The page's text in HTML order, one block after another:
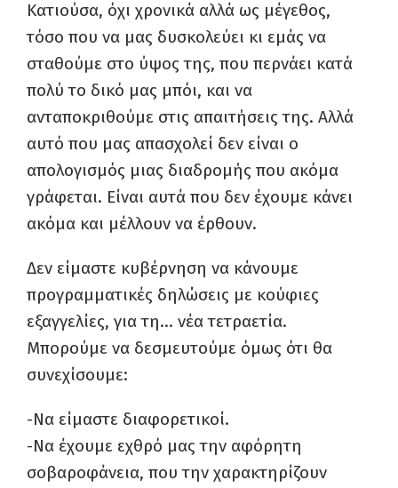
Κατιούσα, όχι χρονικά αλλά ως μέγεθος,
τόσο που να μας δυσκολεύει κι εμάς να
σταθούμε στο ύψος της, που περνάει κατά
πολύ το δικό μας μπόι, και να
ανταποκριθούμε στις απαιτήσεις της. Αλλά
αυτό που μας απασχολεί δεν είναι ο
απολογισμός μιας διαδρομής που ακόμα
γράφεται. Είναι αυτά που δεν έχουμε κάνει
ακόμα και μέλλουν να έρθουν.
Δεν είμαστε κυβέρνηση να κάνουμε
προγραμματικές δηλώσεις με κούφιες
εξαγγελίες, για τη… νέα τετραετία.
Μπορούμε να δεσμευτούμε όμως ότι θα
συνεχίσουμε:
-Να είμαστε διαφορετικοί.
-Να έχουμε εχθρό μας την αφόρητη
σοβαροφάνεια, που την χαρακτηρίζουν